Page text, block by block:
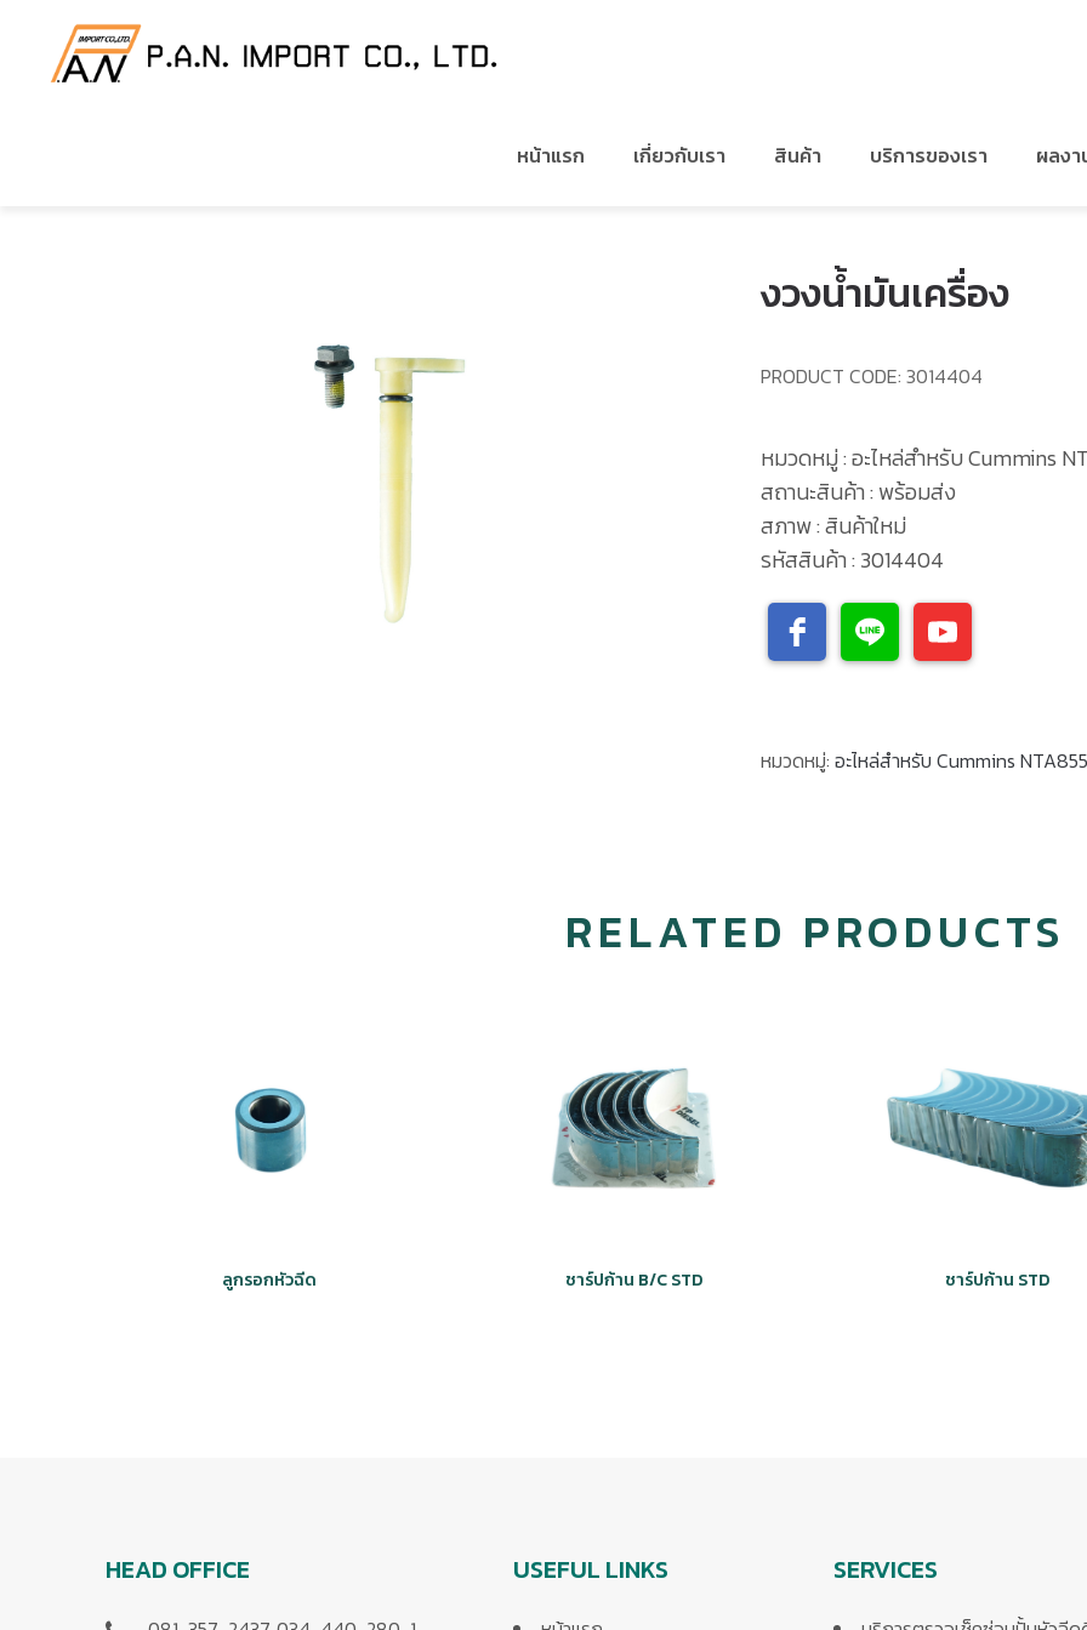
หน้าแรก เกี่ยวกับเรา สินค้า บริการของเรา ผลงา
อะไหล่เครื่องยนต์ CUMMINS / อะไหล่สำหรับ CUMMINS NTA855 งวงน้ำมันเครื่อง
งวงน้ำมันเครื่อง
PRODUCT CODE: 3014404
หมวดหมู่ : อะไหล่สำหรับ Cummins
สถานะสินค้า : พร้อมส่ง
สภาพ : สินค้าใหม่
รหัสสินค้า : 3014404
หมวดหมู่: อะไหล่สำหรับ Cummins NTA855
RELATED PRODUCTS
ลูกรอกหัวฉีด ชาร์ปก้าน B/C STD ชาร์ปก้าน STD
HEAD OFFICE USEFUL LINKS SERVICES